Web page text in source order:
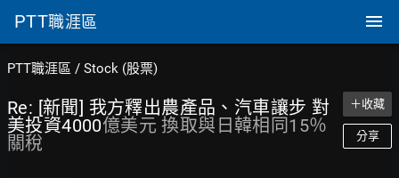
PTT職涯區
PTT職涯區 / Stock (股票)
Re: [新聞] 我方釋出農產品、汽車讓步 對
美投資4000億美元 換取與日韓相同15％
關稅
＋收藏
分享